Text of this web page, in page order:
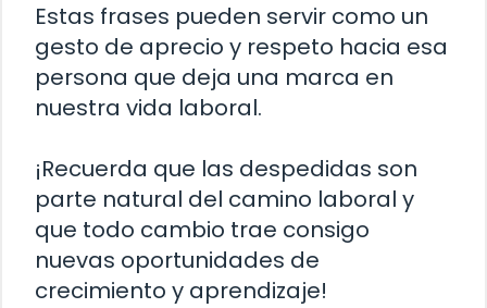
Estas frases pueden servir como un
gesto de aprecio y respeto hacia esa
persona que deja una marca en
nuestra vida laboral.
¡Recuerda que las despedidas son
parte natural del camino laboral y
que todo cambio trae consigo
nuevas oportunidades de
crecimiento y aprendizaje!